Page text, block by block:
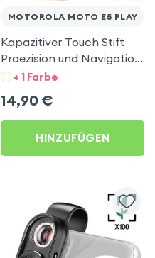
MOTOROLA MOTO E5 PLAY
Kapazitiver Touch Stift
Praezision und Navigation
Hoco Schwarz für
+ 1 Farbe
14,90 €
HINZUFÜGEN